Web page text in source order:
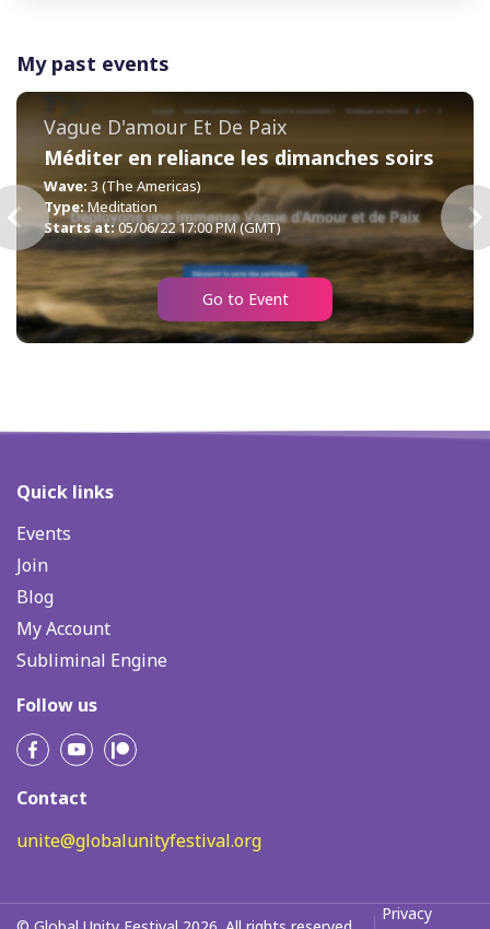
My past events
Vague D'amour Et De Paix
Méditer en reliance les dimanches soirs
Wave: 3 (The Americas)
Type:Meditation
Starts at:05/06/22 17:00 PM (GMT)
Go to Event
Quick links
Events
Join
Blog
My Account
Subliminal Engine
Follow us
Contact
unite@globalunityfestival.org
Privacy